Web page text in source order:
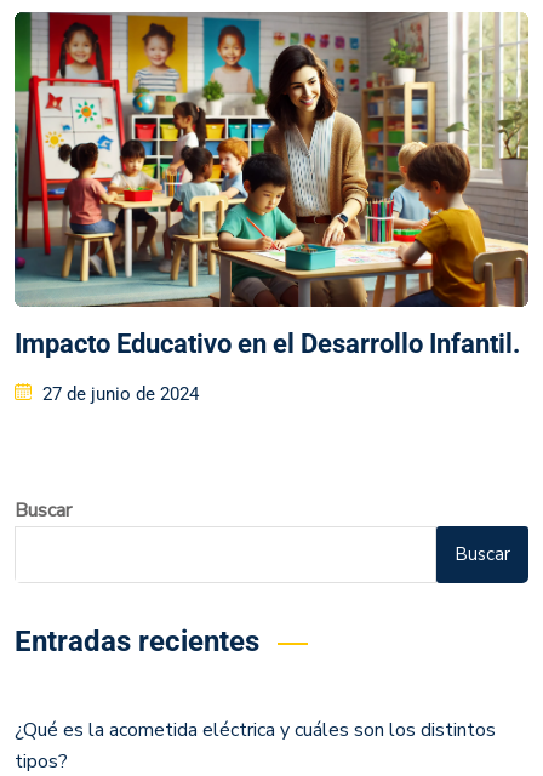
Impacto Educativo en el Desarrollo Infantil.
27 de junio de 2024
Buscar
Buscar
Entradas recientes
¿Qué es la acometida eléctrica y cuáles son los distintos
tipos?